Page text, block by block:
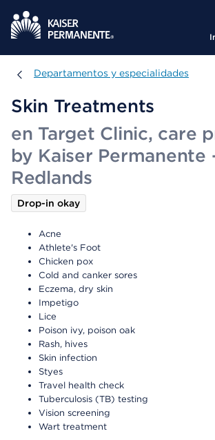
Departamentos y especialidades
Departamentos y especialidades
Skin Treatments
en Target Clinic, care
by Kaiser Permanente
Redlands
Drop-in okay
Acne
Athlete's Foot
Chicken pox
Cold and canker sores
Eczema, dry skin
Impetigo
Lice
Poison ivy, poison oak
Rash, hives
Skin infection
Styes
Travel health check
Tuberculosis (TB) testing
Vision screening
Wart treatment